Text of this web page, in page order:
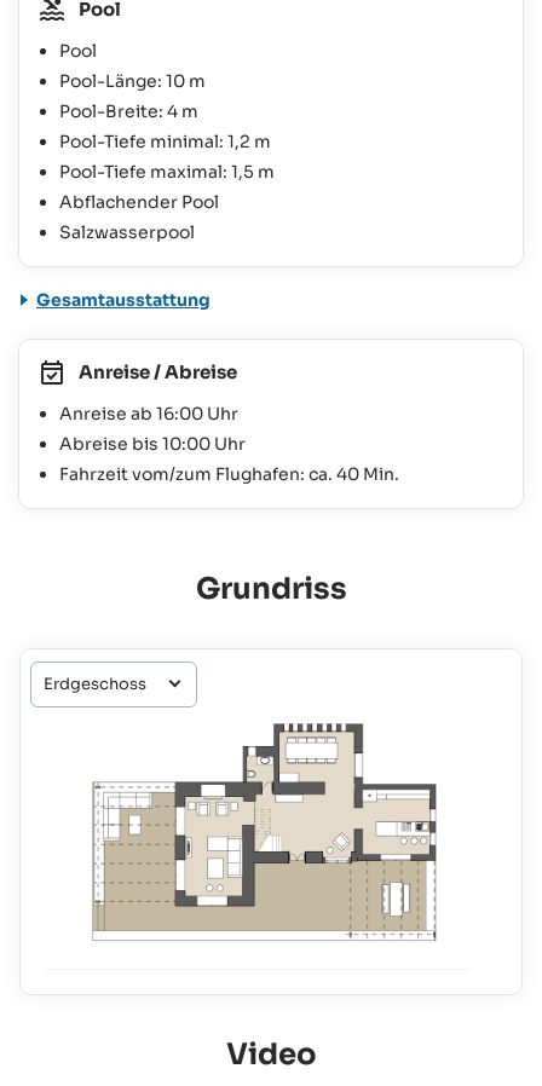
Pool
Pool
Pool-Länge: 10 m
Pool-Breite: 4 m
Pool-Tiefe minimal: 1,2 m
Pool-Tiefe maximal: 1,5 m
Abflachender Pool
Salzwasserpool
Gesamtausstattung
Anreise / Abreise
Anreise ab 16:00 Uhr
Abreise bis 10:00 Uhr
Fahrzeit vom/zum Flughafen: ca. 40 Min.
Grundriss
Video